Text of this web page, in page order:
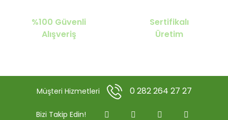
%100 Güvenli
Alışveriş
Sertifikalı
Üretim
Müşteri Hizmetleri 0 282 264 27 27
Bizi Takip Edin!